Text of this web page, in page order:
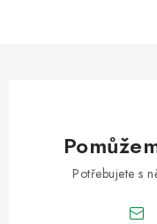
Potřebujete s